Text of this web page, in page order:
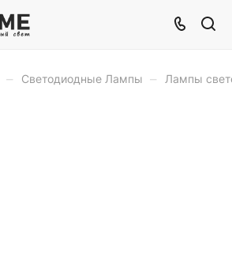
– Светодиодные Лампы – Лампы